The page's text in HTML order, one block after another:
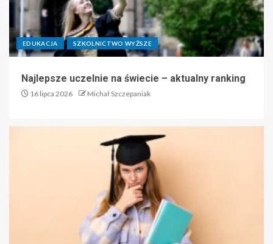
EDUKACJA SZKOLNICTWO WYŻSZE
Najlepsze uczelnie na świecie – aktualny ranking
16 lipca 2026 Michał Szczepaniak